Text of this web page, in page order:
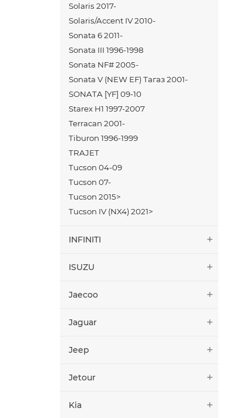
Solaris 2017-
Solaris/Accent IV 2010-
Sonata 6 2011-
Sonata III 1996-1998
Sonata NF# 2005-
Sonata V (NEW EF) Тагаз 2001-
SONATA [YF] 09-10
Starex H1 1997-2007
Terracan 2001-
Tiburon 1996-1999
TRAJET
Tucson 04-09
Tucson 07-
Tucson 2015>
Tucson IV (NX4) 2021>
INFINITI
ISUZU
Jaecoo
Jaguar
Jeep
Jetour
Kia